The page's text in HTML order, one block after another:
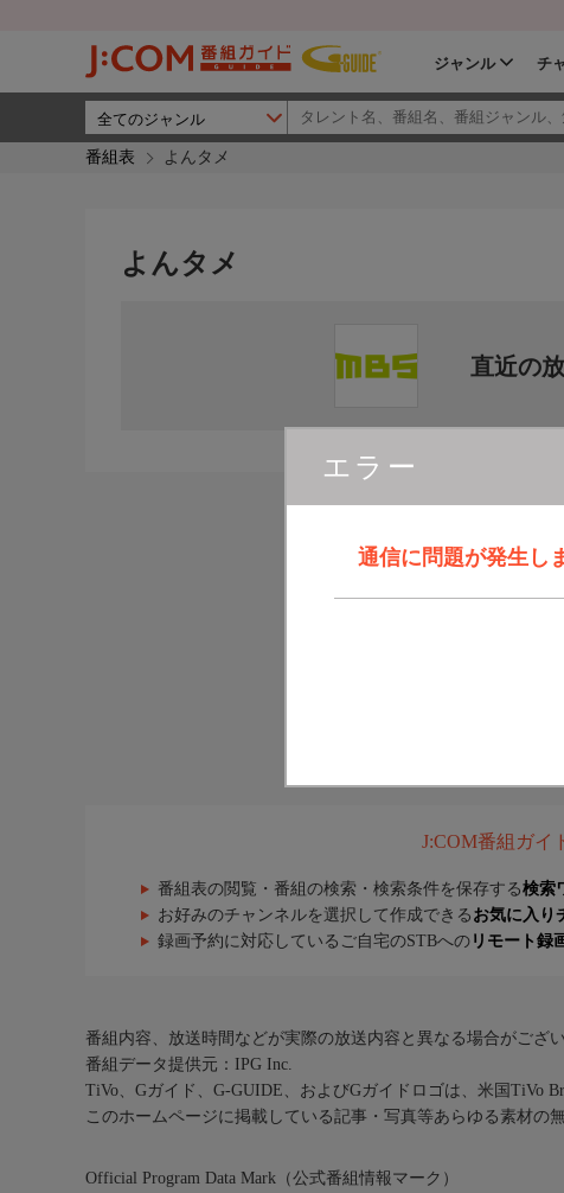
ジャンル チ
番組表 よんタメ
エラー
通信に問題が発生し
よんタメ
直近の
J:COM番組ガイ
番組表の閲覧・番組の検索・検索条件を保存する検索
お好みのチャンネルを選択して作成できる お気に入り
録画予約に対応しているご自宅のSTBへの リモート録
番組内容、放送時間などが実際の放送内容と異なる場合がござい
番組データ提供元：IPG Inc.
TiVo、Gガイド、G-GUIDE、およびGガイドロゴは、米国TiVo
このホームページに掲載している記事・写真等あらゆる素材の
Official Program Data Mark（公式番組情報マーク）